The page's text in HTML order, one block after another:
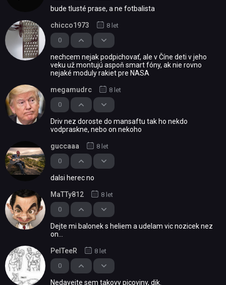
bude tlusté prase, a ne fotbalista
0
chicco1973 8 let
nechcem nejak podpichovať, ale v Číne deti v jeho
veku už montujú aspoň smart fóny, ak nie rovno
nejaké moduly rakiet pre NASA
0
megamudrc 8 let
Driv nez doroste do mansaftu tak ho nekdo
vodpraskne, nebo on nekoho
0
guccaaa 8 let
dalsi herec no
0
MaTTy812 8 let
Dejte mi balonek s heliem a udelam vic nozicek nez
on...
0
PeITeeR 8 let
Nedavejte sem takovy picoviny, dik.